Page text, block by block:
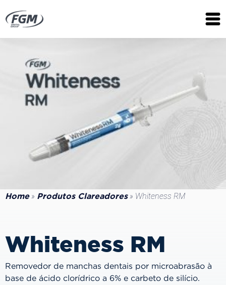
Home» Produtos Clareadores» Whiteness RM
Whiteness RM
Removedor de manchas dentais por microabrasão à
base de ácido clorídrico a 6% e carbeto de silício.